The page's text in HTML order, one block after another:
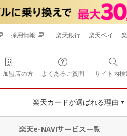
採用情報 楽天銀行 楽天ペイ
加盟店の方 よくあるご質問 サイト内検
楽天カードが選ばれる理由
楽天e-NAVIサービス一覧